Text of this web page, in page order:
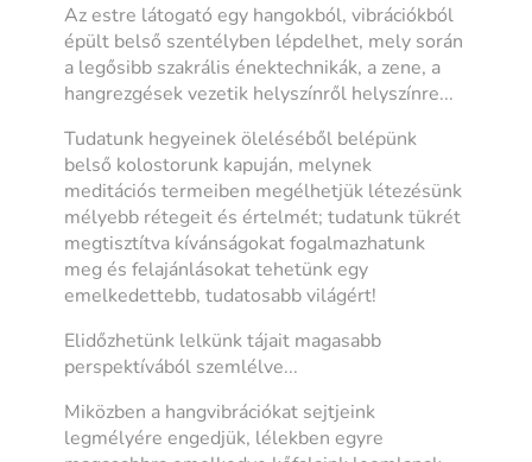
Az estre látogató egy hangokból, vibrációkból
épült belső szentélyben lépdelhet, mely során
a legősibb szakrális énektechnikák, a zene, a
hangrezgések vezetik helyszínről helyszínre...
Tudatunk hegyeinek öleléséből belépünk
belső kolostorunk kapuján, melynek
meditációs termeiben megélhetjük létezésünk
mélyebb rétegeit és értelmét; tudatunk tükrét
megtisztítva kívánságokat fogalmazhatunk
meg és felajánlásokat tehetünk egy
emelkedettebb, tudatosabb világért!
Elidőzhetünk lelkünk tájait magasabb
perspektívából szemlélve...
Miközben a hangvibrációkat sejtjeink
legmélyére engedjük, lélekben egyre